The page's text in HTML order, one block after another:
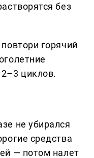
без
горячий
циклов.
не убирался
средства
— потом налет